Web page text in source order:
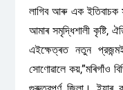
লাগিব আৰু এক ইতিবাচক
আমাৰ সমৃদ্ধিশালী কৃষ্টি,
এইক্ষেত্ৰত নতুন
সোণোৱালে কয়,”মৰিগাঁও